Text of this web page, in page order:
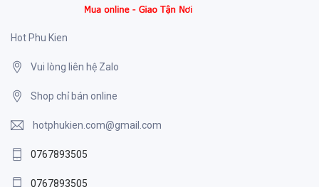
Hot Phu Kien
Vui lòng liên hệ Zalo
Shop chỉ bán online
hotphukien.com@gmail.com
0767893505
0767893505